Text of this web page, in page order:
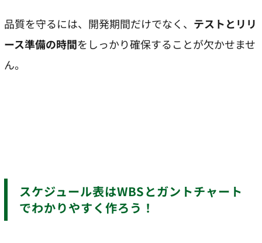
品質を守るには、開発期間だけでなく、 テストとリリ
ース準備の時間をしっかり確保することが欠かせませ
ん。
スケジュール表はWBSとガントチャート
でわかりやすく作ろう！